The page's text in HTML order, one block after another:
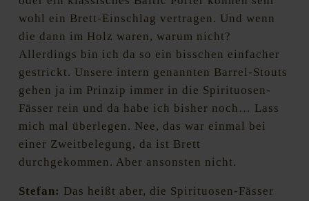
wohl ein Brett-Einschlag vertragen. Und wenn
die dann im Holz waren, warum nicht?
Allerdings bin ich da so ein bisschen einfacher
gestrickt. Unsere intern genannten Barrel-Stouts
gehen ja im Prinzip immer in die Spirituosen-
Fässer rein und da habe ich bisher noch… Lass
mich mal überlegen. Nee, das war einmal bei
einer Zweitbelegung, da ist Brett
durchgekommen. Aber ansonsten nicht.
Stefan: Das heißt aber, die Spirituosen-Fässer